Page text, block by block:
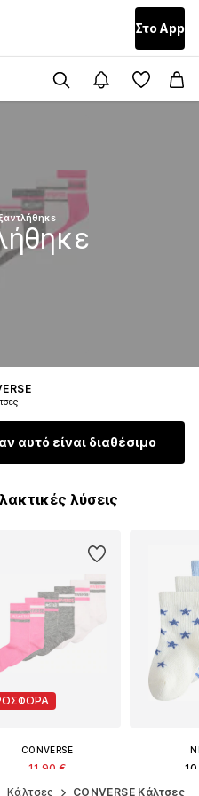
Στο Αpp
αυτό είναι διαθέσιμο
λύσεις
CONVERSE
11,90 €
Αρχικά: 15,90 €
Κάλτσες CONVERSE Κάλτσες